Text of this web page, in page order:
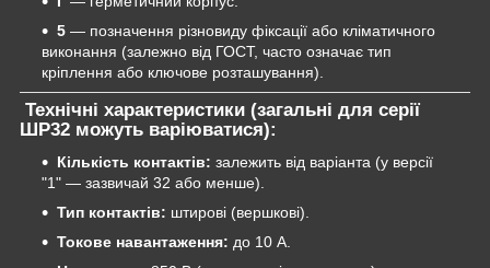
5 — позначення різновиду фіксації або кліматичного
виконання (залежно від ГОСТ, часто означає тип
кріплення або ключове розташування).
Технічні характеристики (загальні для серії
ШР32 можуть варіюватися):
Кількість контактів: залежить від варіанта (у версії
"1" — зазвичай 32 або менше).
Тип контактів: штирові (вершкові).
Токове навантаження: до 10 А.